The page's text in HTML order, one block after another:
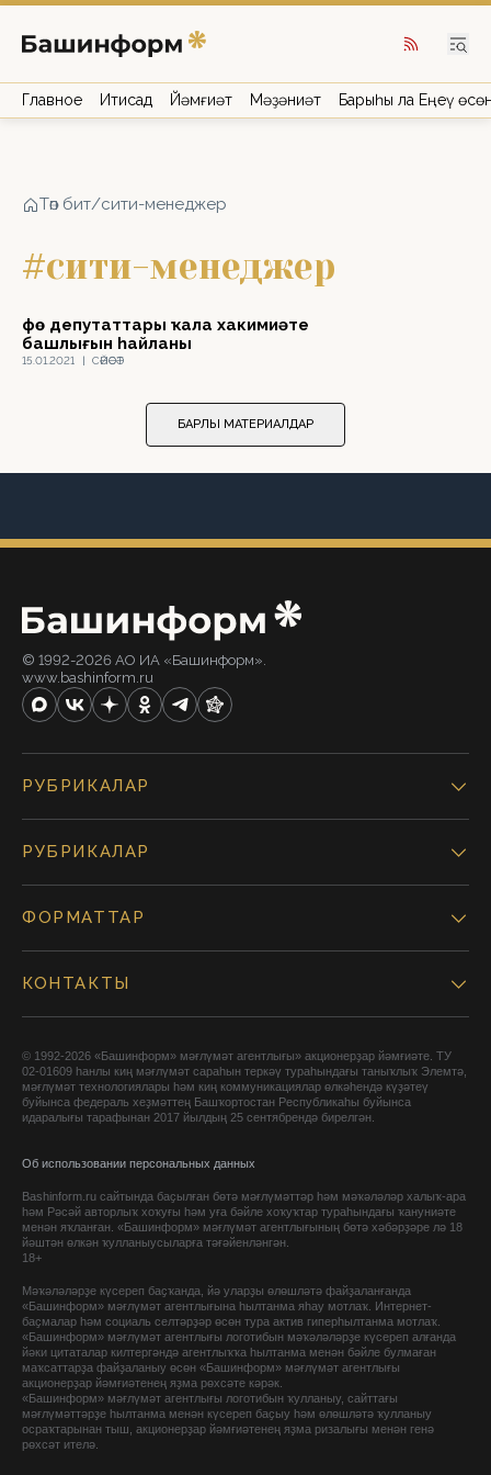
Главное Иҡтисад Йәмғиәт Мәҙәниәт Барыһы ла Еңеү
Төп бит/сити-менеджер
#сити-менеджер
15.01.2021 | СӘЙӘСӘТ
Өфө депутаттары ҡала хакимиәте
башлығын һайланы
БАРЛЫҠ МАТЕРИАЛДАР
© 1992-2026 АО ИА «Башинформ».
www.bashinform.ru
РУБРИКАЛАР
РУБРИКАЛАР
ФОРМАТТАР
КОНТАКТЫ
© 1992-2026 «Башинформ» мәғлүмәт агентлығы» акционерҙар йәмғиәте. ТУ
02-01609 һанлы киң мәғлүмәт сараһын теркәү тураһындағы таныҡлыҡ Элемтә,
мәғлүмәт технологиялары һәм киң коммуникациялар өлкәһендә күҙәтеү
буйынса федераль хеҙмәттең Башҡортостан Республикаһы буйынса
идаралығы тарафынан 2017 йылдың 25 сентябрендә бирелгән.
Об использовании персональных данных
Bashinform.ru сайтында баҫылған бөтә мәғлүмәттәр һәм мәҡәләләр халыҡ-ара
һәм Рәсәй авторлыҡ хоҡуғы һәм уға бәйле хоҡуҡтар тураһындағы ҡануниәте
менән яҡланған. «Башинформ» мәғлүмәт агентлығының бөтә хәбәрҙәре лә 18
йәштән өлкән ҡулланыусыларға тәғәйенләнгән.
18+
Мәҡәләләрҙе күсереп баҫҡанда, йә уларҙы өлөшләтә файҙаланғанда
«Башинформ» мәғлүмәт агентлығына һылтанма яһау мотлаҡ. Интернет-
баҫмалар һәм социаль селтәрҙәр өсөн тура актив гиперһылтанма мотлаҡ.
«Башинформ» мәғлүмәт агентлығы логотибын мәҡәләләрҙе күсереп алғанда
йәки цитаталар килтергәндә агентлыҡҡа һылтанма менән бәйле булмаған
маҡсаттарҙа файҙаланыу өсөн «Башинформ» мәғлүмәт агентлығы
акционерҙар йәмғиәтенең яҙма рөхсәте кәрәк.
«Башинформ» мәғлүмәт агентлығы логотибын ҡулланыу, сайттағы
мәғлүмәттәрҙе һылтанма менән күсереп баҫыу һәм өлөшләтә ҡулланыу
осраҡтарынан тыш, акционерҙар йәмғиәтенең яҙма ризалығы менән генә
рөхсәт ителә.